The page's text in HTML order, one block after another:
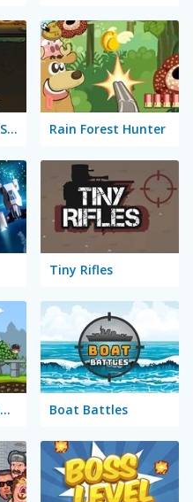
Zombies Eat My Stocking Rain Forest Hunter
Tiny Rifles
Cannons and Soldiers: Mountain Offense Boat Battles